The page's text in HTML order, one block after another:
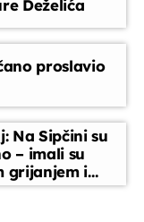
Deželića
proslavio
Na Sipčini su
– imali su
grijanjem i